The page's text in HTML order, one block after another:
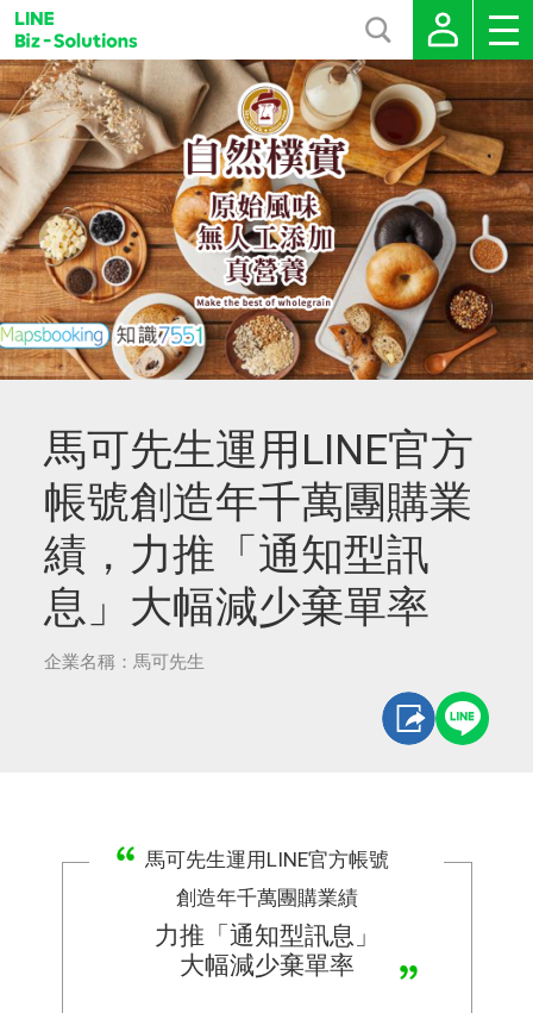
馬可先生運用LINE官方
帳號創造年千萬團購業
績，力推「通知型訊
息」大幅減少棄單率
企業名稱：馬可先生
馬可先生運用LINE官方帳號
創造年千萬團購業績
力推「通知型訊息」
大幅減少棄單率